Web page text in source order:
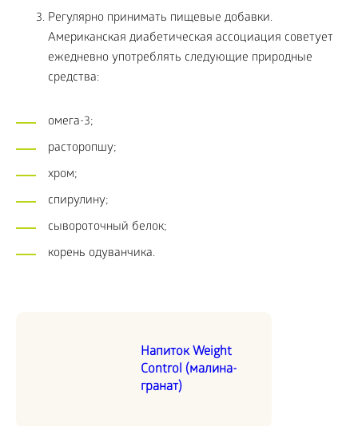
Регулярно принимать пищевые добавки.
Американская диабетическая ассоциация советует
ежедневно употреблять следующие природные
средства:
омега-3;
расторопшу;
хром;
спирулину;
сывороточный белок;
корень одуванчика.
Напиток Weight
Control (малина-
гранат)